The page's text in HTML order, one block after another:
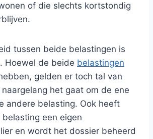
of die slechts kortstondig
tussen beide belastingen is
Hoewel de beide belastingen
gelden er toch tal van
het gaat om de ene
andere belasting. Ook heeft
belasting een eigen
en wordt het dossier beheerd